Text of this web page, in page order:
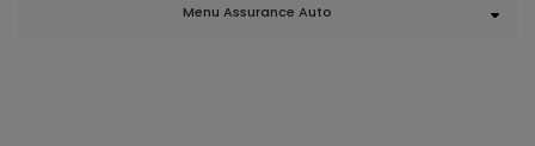
Menu Assurance Auto